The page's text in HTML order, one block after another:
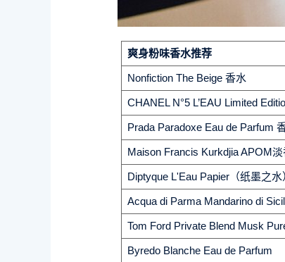
爽身粉味香水推荐
Nonfiction The Beige 香水
CHANEL N°5 L’EAU Limited
Prada Paradoxe Eau de Parfum
Maison Francis Kurkdjia APOM淡
Diptyque L'Eau Papier（纸墨之
Acqua di Parma Mandarino di
Tom Ford Private Blend Musk
Byredo Blanche Eau de Parfum